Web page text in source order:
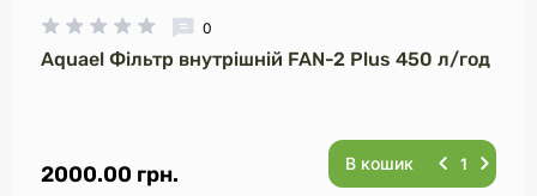
0
Aquael Фільтр внутрішній FAN-2 Plus 450 л/год
2000.00 грн. В кошик